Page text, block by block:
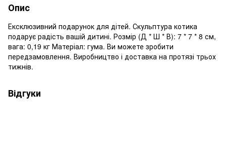
Опис
Ексклюзивний подарунок для дітей. Скульптура котика
подарує радість вашій дитині. Розмір (Д * Ш * В): 7 * 7 * 8 см,
вага: 0,19 кг Матеріал: гума. Ви можете зробити
передзамовлення. Виробництво і доставка на протязі трьох
тижнів.
Відгуки